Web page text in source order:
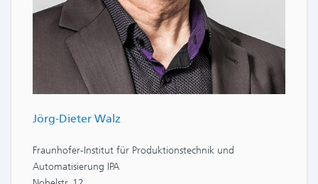
Jörg-Dieter Walz
Fraunhofer-Institut für Produktionstechnik und
Automatisierung IPA